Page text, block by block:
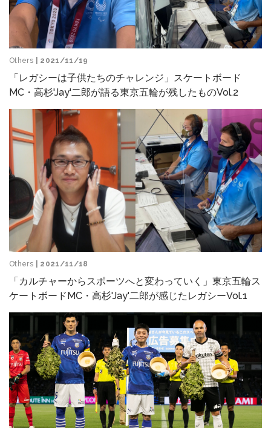
Others | 2021/11/19
「レガシーは子供たちのチャレンジ」スケートボード
MC・高杉'Jay'二郎が語る東京五輪が残したものVol.2
Others | 2021/11/18
「カルチャーからスポーツへと変わっていく」東京五輪ス
ケートボードMC・高杉'Jay'二郎が感じたレガシーVol.1